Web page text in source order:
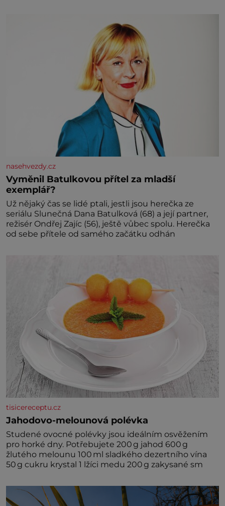
nasehvezdy.cz
Vyměnil Batulkovou přítel za mladší
exemplář?
Už nějaký čas se lidé ptali, jestli jsou herečka ze
seriálu Slunečná Dana Batulková (68) a její partner,
režisér Ondřej Zajíc (56), ještě vůbec spolu. Herečka
od sebe přítele od samého začátku odhán
tisicereceptu.cz
Jahodovo-melounová polévka
Studené ovocné polévky jsou ideálním osvěžením
pro horké dny. Potřebujete 200 g jahod 600 g
žlutého melounu 100 ml sladkého dezertního vína
50 g cukru krystal 1 lžíci medu 200 g zakysané sm